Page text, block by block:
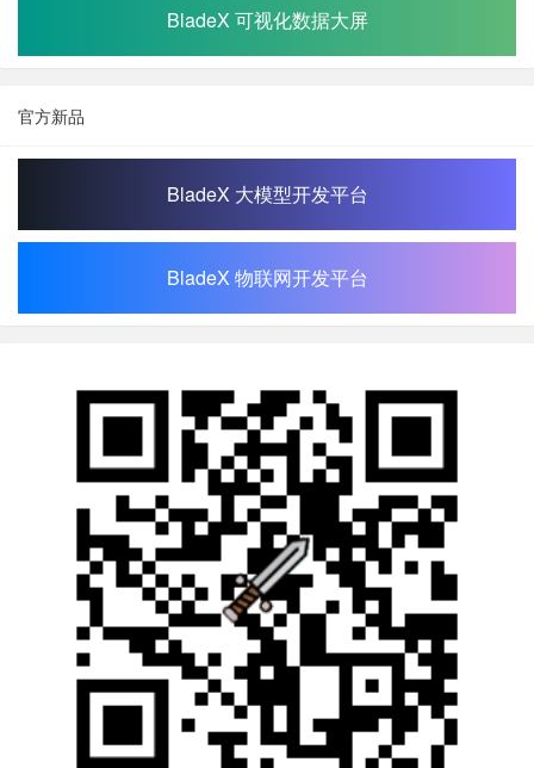
BladeX 可视化数据大屏
官方新品
BladeX 大模型开发平台
BladeX 物联网开发平台